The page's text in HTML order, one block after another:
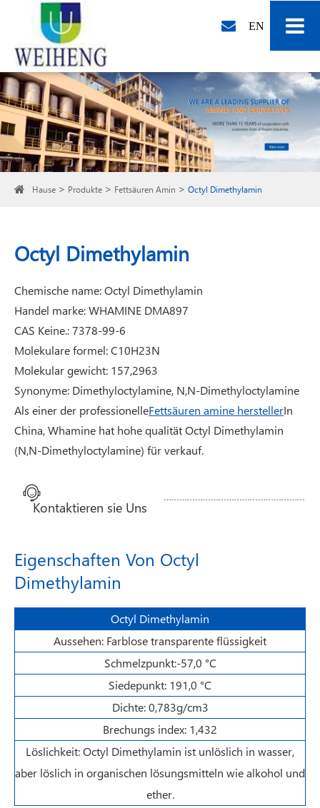
EN
Hause Produkte Fettsäuren Amin Octyl Dimethylamin
Octyl Dimethylamin
Chemische name: Octyl Dimethylamin
Handel marke: WHAMINE DMA897
CAS Keine.: 7378-99-6
Molekulare formel: C10H23N
Molekular gewicht: 157,2963
Synonyme: Dimethyloctylamine, N,N-Dimethyloctylamine
Als einer der professionelleFettsäuren amine herstellerIn
China, Whamine hat hohe qualität Octyl Dimethylamin
(N,N-Dimethyloctylamine) für verkauf.
Kontaktieren sie Uns
Eigenschaften Von Octyl
Dimethylamin
Octyl Dimethylamin
Aussehen: Farblose transparente flüssigkeit
Schmelzpunkt:-57,0 °C
Siedepunkt: 191,0 °C
Dichte: 0,783g/cm3
Brechungs index: 1,432
Löslichkeit: Octyl Dimethylamin ist unlöslich in wasser,
aber löslich in organischen lösungsmitteln wie alkohol und
ether.